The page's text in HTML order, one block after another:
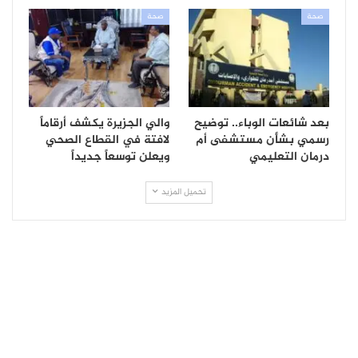
صحة
بعد شائعات الوباء.. توضيح
رسمي بشأن مستشفى أم
درمان التعليمي
صحة
والي الجزيرة يكشف أرقاماً
لافتة في القطاع الصحي
ويعلن توسعاً جديداً
تحميل المزيد